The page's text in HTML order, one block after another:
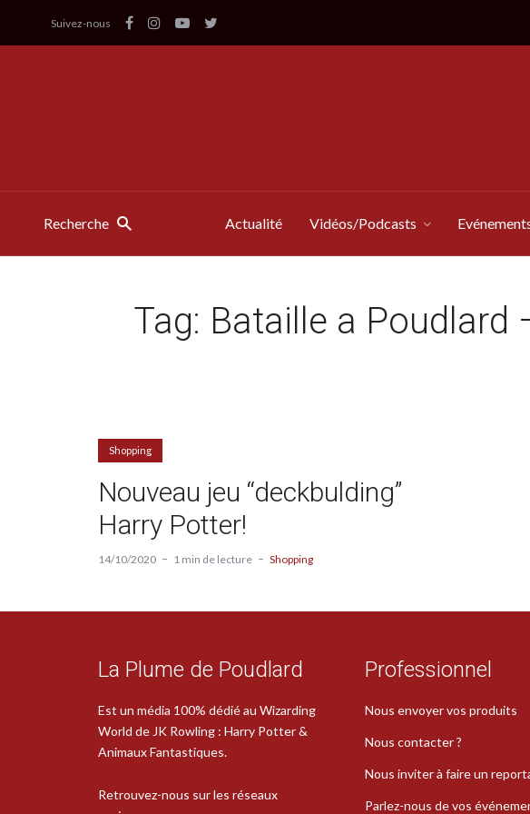
Suivez-nous
Recherche Actualité Vidéos/Podcasts
Tag: Bataille a Poudlard
Shopping
Nouveau jeu “deckbulding”
Harry Potter!
14/10/2020 1 min de lecture Shopping
La Plume de Poudlard
Est un média 100% dédié au Wizarding
World de JK Rowling : Harry Potter &
Animaux Fantastiques.
Retrouvez-nous sur les réseaux
Professionnel
Nous envoyer vos produits
Nous contacter ?
Nous inviter à faire un
Parlez-nous de vos